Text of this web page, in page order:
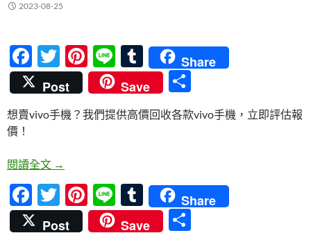
2023-08-25
F
ac
e
b
o
k
T
w
itt
er
Pi
nt
er
es
Li
n
e
T
u
m
bl
Share
Post
Save
想賣vivo手機？我們提供高價回收各款vivo手機，立即評估報
價！
閱讀全文 台中收購vivo手機 – 高價回收！
→
F
ac
T
w
Pi
nt
Li
n
T
u
Share
Post
Save